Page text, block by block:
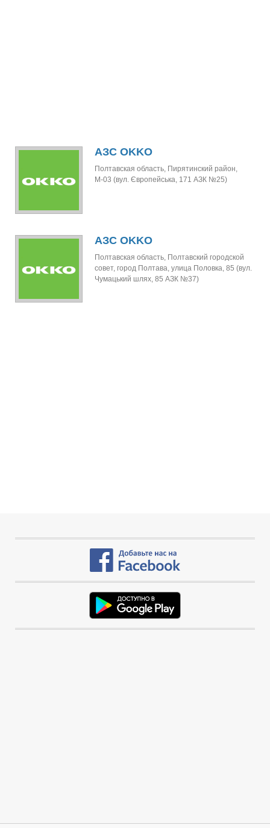
АЗС OKKO
Полтавская область, Пирятинский район,
М-03 (вул. Європейська, 171 АЗК №25)
АЗС OKKO
Полтавская область, Полтавский городской
совет, город Полтава, улица Половка, 85 (вул.
Чумацький шлях, 85 АЗК №37)